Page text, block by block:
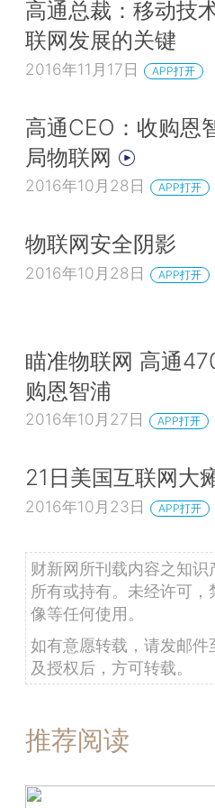
高通总裁：移动技
联网发展的关键
2016年11月17日 APP打开
高通CEO：收购恩
局物联网
2016年10月28日 APP打开
物联网安全阴影
2016年10月28日 APP打开
瞄准物联网 高通
购恩智浦
2016年10月27日 APP打开
21日美国互联网大
2016年10月23日 APP打开
财新网所刊载内容之知
所有或持有。未经许可
像等任何使用。
如有意愿转载，请发邮件
及授权后，方可转载。
推荐阅读